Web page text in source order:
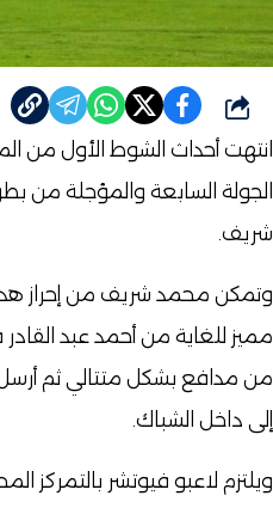
شارك
انتهت أحداث الشوط الأول من
الجولة السابعة والمؤجلة من
شريف
وتمكن محمد شريف من إحراز
مميز للغاية من أحمد عبد
من مدافع بشكل متتالي ثم
إلى داخل الشباك
ويلتزم لاعبو فيوتشر